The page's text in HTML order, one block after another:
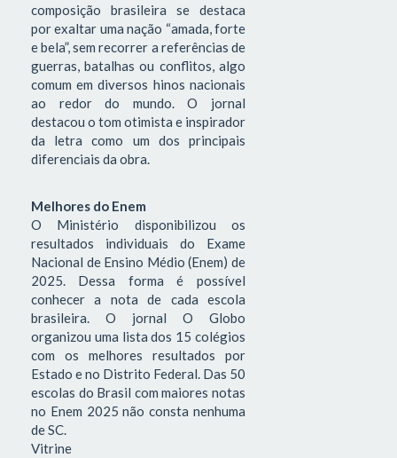
composição brasileira se destaca
por exaltar uma nação “amada, forte
e bela”, sem recorrer a referências de
guerras, batalhas ou conflitos, algo
comum em diversos hinos nacionais
ao redor do mundo. O jornal
destacou o tom otimista e inspirador
da letra como um dos principais
diferenciais da obra.
Melhores do Enem
O Ministério disponibilizou os
resultados individuais do Exame
Nacional de Ensino Médio (Enem) de
2025. Dessa forma é possível
conhecer a nota de cada escola
brasileira. O jornal O Globo
organizou uma lista dos 15 colégios
com os melhores resultados por
Estado e no Distrito Federal. Das 50
escolas do Brasil com maiores notas
no Enem 2025 não consta nenhuma
de SC.
Vitrine